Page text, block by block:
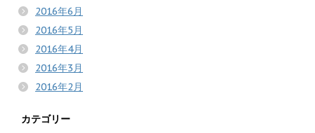
2016年6月
2016年5月
2016年4月
2016年3月
2016年2月
カテゴリー